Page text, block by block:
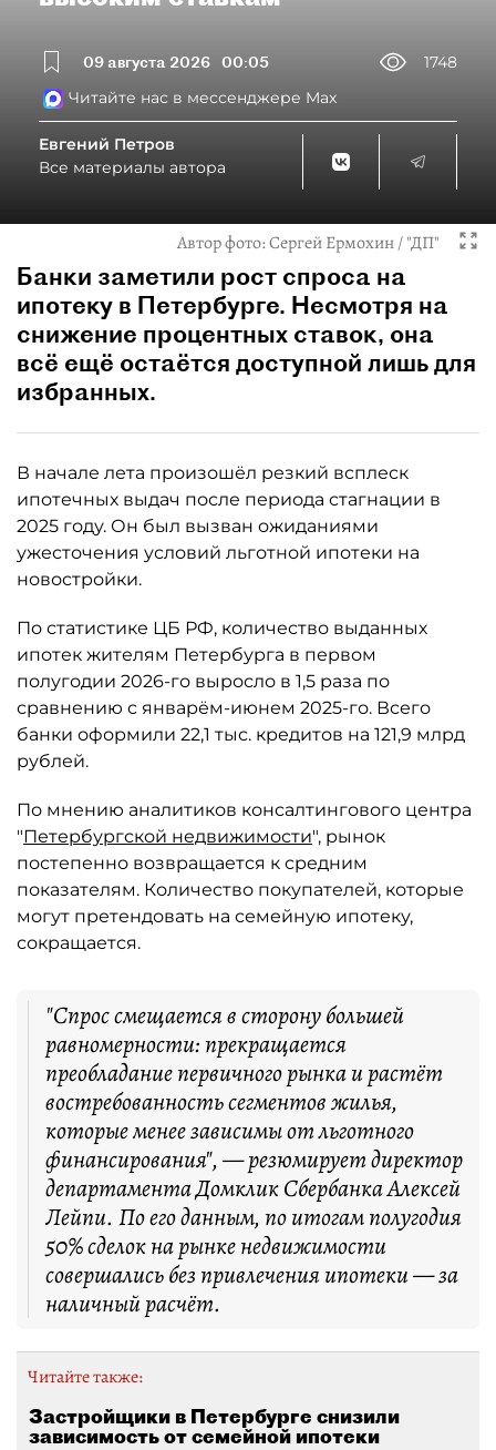
09 августа 2026 00:05
1748
Читайте нас в мессенджере Max
Евгений Петров
Все материалы автора
Автор фото:Сергей Ермохин / "ДП"
Банки заметили рост спроса на
ипотеку в Петербурге. Несмотря на
снижение процентных ставок, она
всё ещё остаётся доступной лишь для
избранных.
В начале лета произошёл резкий всплеск
ипотечных выдач после периода стагнации в
2025 году. Он был вызван ожиданиями
ужесточения условий льготной ипотеки на
новостройки.
По статистике ЦБ РФ, количество выданных
ипотек жителям Петербурга в первом
полугодии 2026-го выросло в 1,5 раза по
сравнению с январём-июнем 2025-го. Всего
банки оформили 22,1 тыс. кредитов на 121,9 млрд
рублей.
По мнению аналитиков консалтингового центра
"Петербургской недвижимости", рынок
постепенно возвращается к средним
показателям. Количество покупателей, которые
могут претендовать на семейную ипотеку,
сокращается.
"Спрос смещается в сторону большей
равномерности: прекращается
преобладание первичного рынка и растёт
востребованность сегментов жилья,
которые менее зависимы от льготного
финансирования", — резюмирует директор
департамента Домклик Сбербанка Алексей
Лейпи. По его данным, по итогам полугодия
50% сделок на рынке недвижимости
совершались без привлечения ипотеки — за
наличный расчёт.
Читайте также:
Застройщики в Петербурге снизили
зависимость от семейной ипотеки